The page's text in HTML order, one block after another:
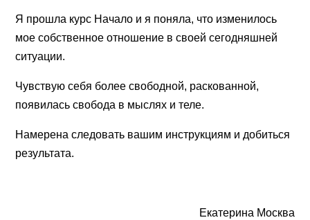
Я прошла курс Начало и я поняла, что изменилось
мое собственное отношение в своей сегодняшней
ситуации.
Чувствую себя более свободной, раскованной,
появилась свобода в мыслях и теле.
Намерена следовать вашим инструкциям и добиться
результата.
Екатерина Москва